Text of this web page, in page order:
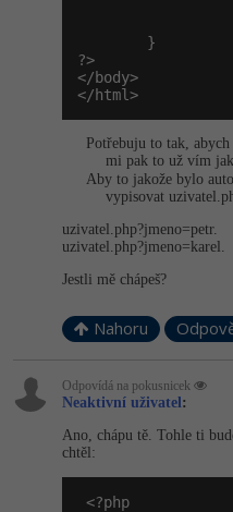
        }
?>
</body>
</html>
Potřebuju to tak,
mi pak to už vím
Aby to jakože bylo
vypisovat
uzivatel.php?jme­no=petr.
uzivatel.php?jme­no=karel.
Jestli mě chápeš?
Nahoru
Odpovídá na pokusnicek
Neaktivní uživatel:
Ano, chápu tě. Tohle ti
chtěl:
<?php